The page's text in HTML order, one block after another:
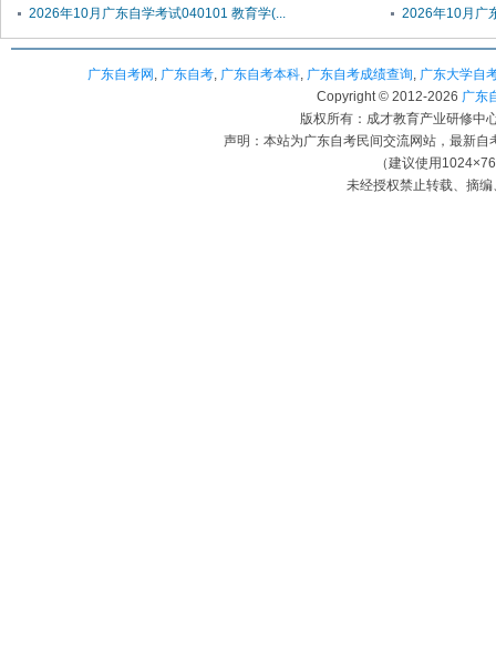
2026年10月广东自学考试040101 教育学(... 2026年10月广
广东自考网 , 广东自考, 广东自考本科, 广东自考成绩查询, 广东大学自
Copyright © 2012-2026 广东
版权所有：成才教育产业研修中
声明：本站为广东自考民间交流网站，最新
（建议使用
未经授权禁止转载、摘